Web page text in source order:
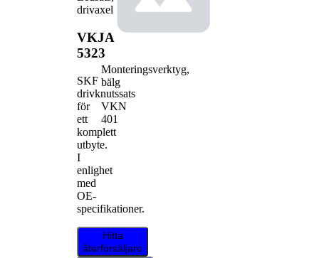
drivaxel
VKJA
5323
SKF
drivknutssats
för
ett
komplett
utbyte.
I
enlighet
med
OE-
specifikationer.
Hitta
återförsäljare
Monteringsverktyg,
bälg
VKN
401